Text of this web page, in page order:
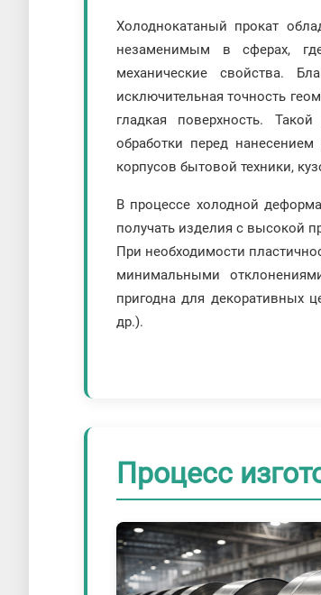
Холоднокатаный прокат
незаменимым в сферах,
механические свойства.
исключительная точность
гладкая поверхность.
обработки перед
корпусов бытовой техники,
В процессе холодной
получать изделия с высокой
При необходимости
минимальными
пригодна для декоративных
др.).
Процесс